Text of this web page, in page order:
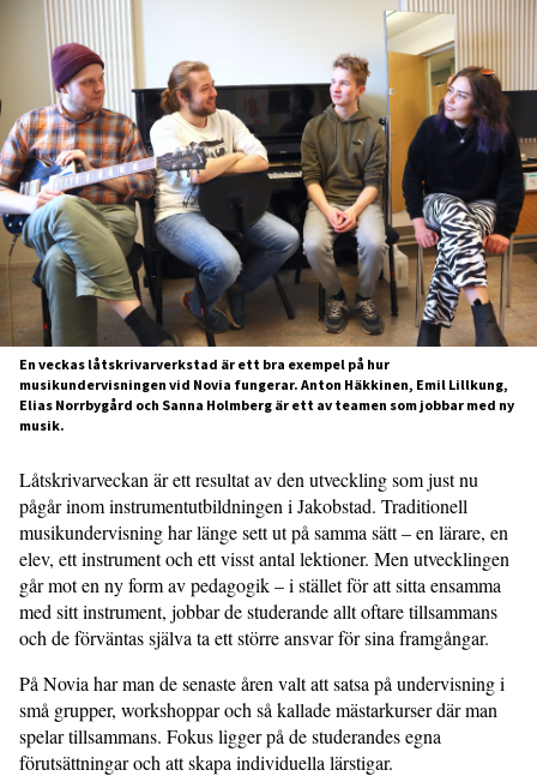
En veckas låtskrivarverkstad är ett bra exempel på hur
musikundervisningen vid Novia fungerar. Anton Häkkinen, Emil Lillkung,
Elias Norrbygård och Sanna Holmberg är ett av teamen som jobbar med ny
musik.
Låtskrivarveckan är ett resultat av den utveckling som just nu
pågår inom instrumentutbildningen i Jakobstad. Traditionell
musikundervisning har länge sett ut på samma sätt – en lärare, en
elev, ett instrument och ett visst antal lektioner. Men utvecklingen
går mot en ny form av pedagogik – i stället för att sitta ensamma
med sitt instrument, jobbar de studerande allt oftare tillsammans
och de förväntas själva ta ett större ansvar för sina framgångar.
På Novia har man de senaste åren valt att satsa på undervisning i
små grupper, workshoppar och så kallade mästarkurser där man
spelar tillsammans. Fokus ligger på de studerandes egna
förutsättningar och att skapa individuella lärstigar.